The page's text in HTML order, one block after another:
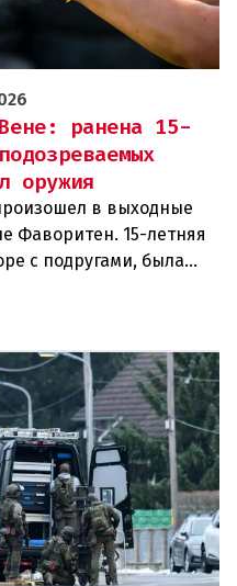
ранена 15-
оружия
в выходные
Фаворитен. 15-летняя
с подругами, была
оружия.